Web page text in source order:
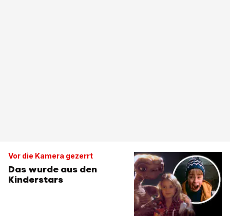
Vor die Kamera gezerrt
Das wurde aus den
Kinderstars